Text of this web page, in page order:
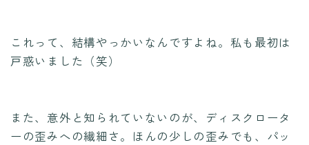
これって、結構やっかいなんですよね。私も最初は
戸惑いました（笑）
また、意外と知られていないのが、ディスクロータ
ーの歪みへの繊細さ。ほんの少しの歪みでも、パッ